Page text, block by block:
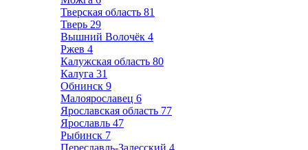
Тверская область 81
Тверь 29
Вышний Волочёк 4
Ржев 4
Калужская область 80
Калуга 31
Обнинск 9
Малоярославец 6
Ярославская область 77
Ярославль 47
Рыбинск 7
Переславль-Залесский 4